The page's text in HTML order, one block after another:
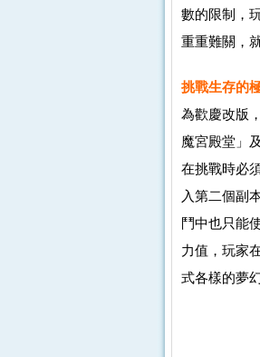
數的限制，
重重難關，
挑戰生存的
為歡慶改版
魔宮殿堂」
在挑戰時必
入第二個副
鬥中也只能
力值，玩家
式各樣的夢